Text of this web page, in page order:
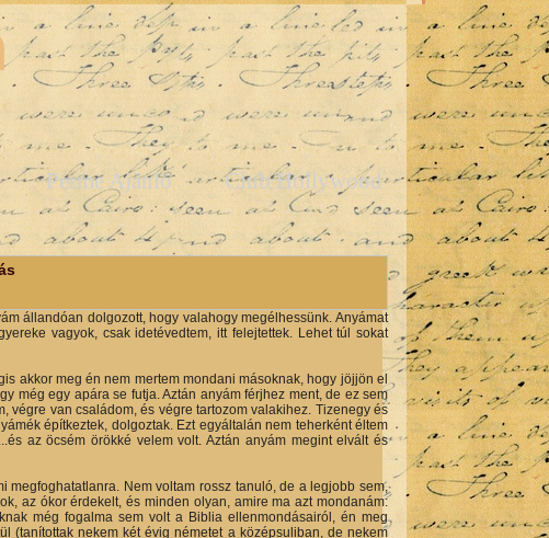
Perme Ajánló Club Hollywood
állandóan dolgozott, hogy valahogy megélhessünk. Anyámat
vagyok, csak idetévedtem, itt felejtettek. Lehet túl sokat
akkor meg én nem mertem mondani másoknak, hogy jöjjön el
még egy apára se futja. Aztán anyám férjhez ment, de ez sem
végre van családom, és végre tartozom valakihez. Tizenegy és
építkeztek, dolgoztak. Ezt egyáltalán nem teherként éltem
az öcsém örökké velem volt. Aztán anyám megint elvált és
megfoghatatlanra. Nem voltam rossz tanuló, de a legjobb sem,
az ókor érdekelt, és minden olyan, amire ma azt mondanám:
még fogalma sem volt a Biblia ellenmondásairól, én meg
(tanítottak nekem két évig németet a középsuliban, de nekem